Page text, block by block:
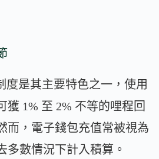
度是其主要特色之一，使用
獲 1% 至 2% 不等的哩程回
而，電子錢包充值常被視為
多數情況下計入積算。